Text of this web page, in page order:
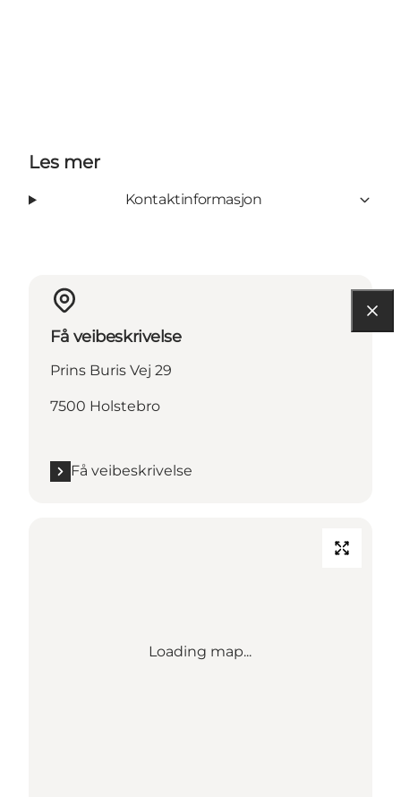
Les mer
Kontaktinformasjon
Få veibeskrivelse
Prins Buris Vej 29
7500 Holstebro
Få veibeskrivelse
Loading map...